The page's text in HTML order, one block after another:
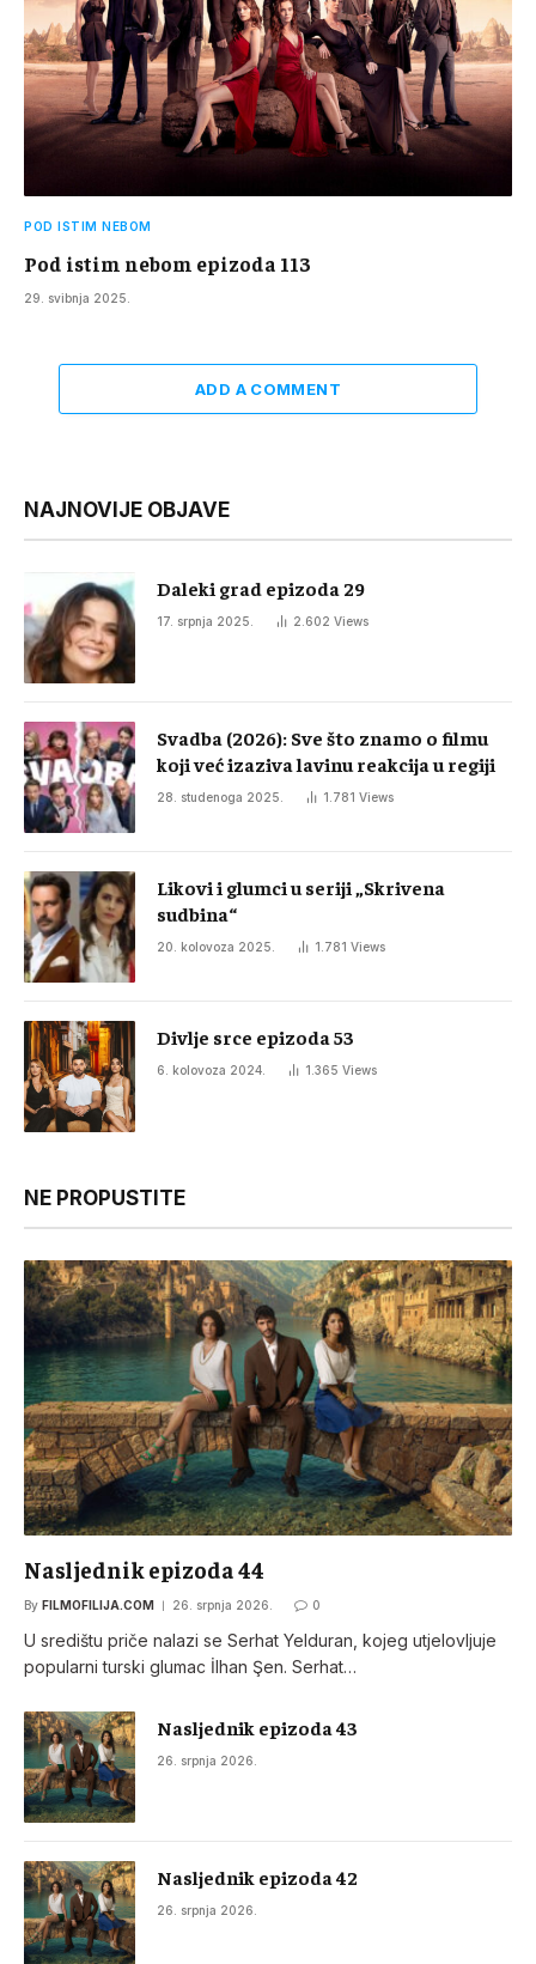
POD ISTIM NEBOM
Pod istim nebom epizoda 113
29. svibnja 2025.
ADD A COMMENT
NAJNOVIJE OBJAVE
Daleki grad epizoda 29
17. srpnja 2025. 2.602 Views
Svadba (2026): Sve što znamo o filmu
koji već izaziva lavinu reakcija u regiji
28. studenoga 2025. 1.781 Views
Likovi i glumci u seriji „Skrivena
sudbina“
20. kolovoza 2025. 1.781 Views
Divlje srce epizoda 53
6. kolovoza 2024. 1.365 Views
NE PROPUSTITE
Nasljednik epizoda 44
By FILMOFILIJA.COM 26. srpnja 2026. 0
U središtu priče nalazi se Serhat Yelduran, kojeg utjelovljuje
popularni turski glumac İlhan Şen. Serhat…
Nasljednik epizoda 43
26. srpnja 2026.
Nasljednik epizoda 42
26. srpnja 2026.